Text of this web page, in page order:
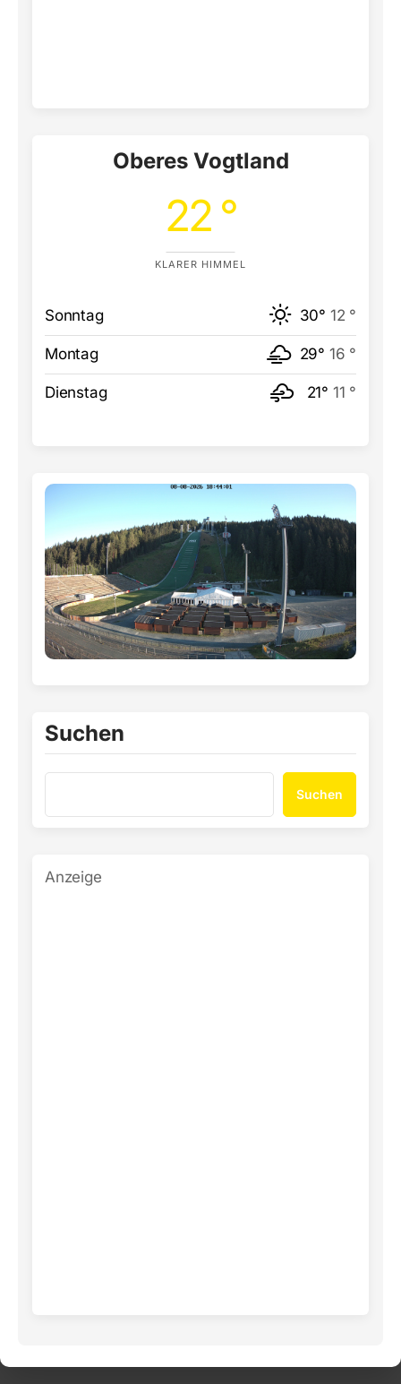
Oberes Vogtland
22 °
KLARER HIMMEL
Sonntag 30° 12 °
Montag 29° 16 °
Dienstag 21° 11 °
Suchen
Suchen
Anzeige